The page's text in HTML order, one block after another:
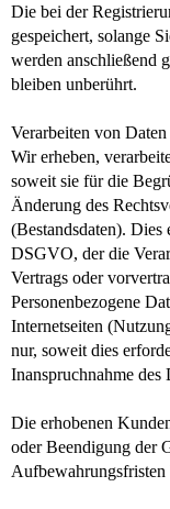
Die bei der
gespeichert, solange
werden anschließend
bleiben unberührt.
Verarbeiten von
Wir erheben,
soweit sie für die
Änderung des
(Bestandsdaten).
DSGVO, der die
Vertrags oder
Personenbezogene
Internetseiten
nur, soweit dies
Inanspruchnahme des
Die erhobenen
oder Beendigung der
Aufbewahrungsfristen